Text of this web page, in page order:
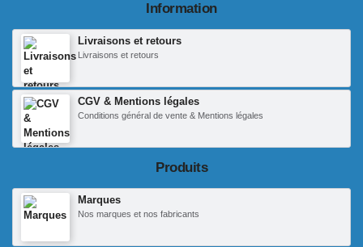
Information
Livraisons et retours
Livraisons et retours
CGV & Mentions légales
Conditions général de vente & Mentions légales
Produits
Marques
Nos marques et nos fabricants